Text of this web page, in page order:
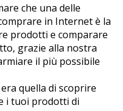
che una delle
in Internet è la
prodotti e comparare
grazie alla nostra
il più possibile
quella di scoprire
i tuoi prodotti di